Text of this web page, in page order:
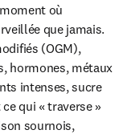
où
que jamais.
(OGM),
hormones, métaux
intenses, sucre
qui « traverse »
sournois,